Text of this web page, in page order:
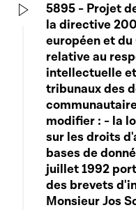
5895 - Projet
la directive
européen et
relative au
intellectuelle
tribunaux des
modifier : - la
sur les droits
bases de
juillet 1992
des brevets
Monsieur Jos